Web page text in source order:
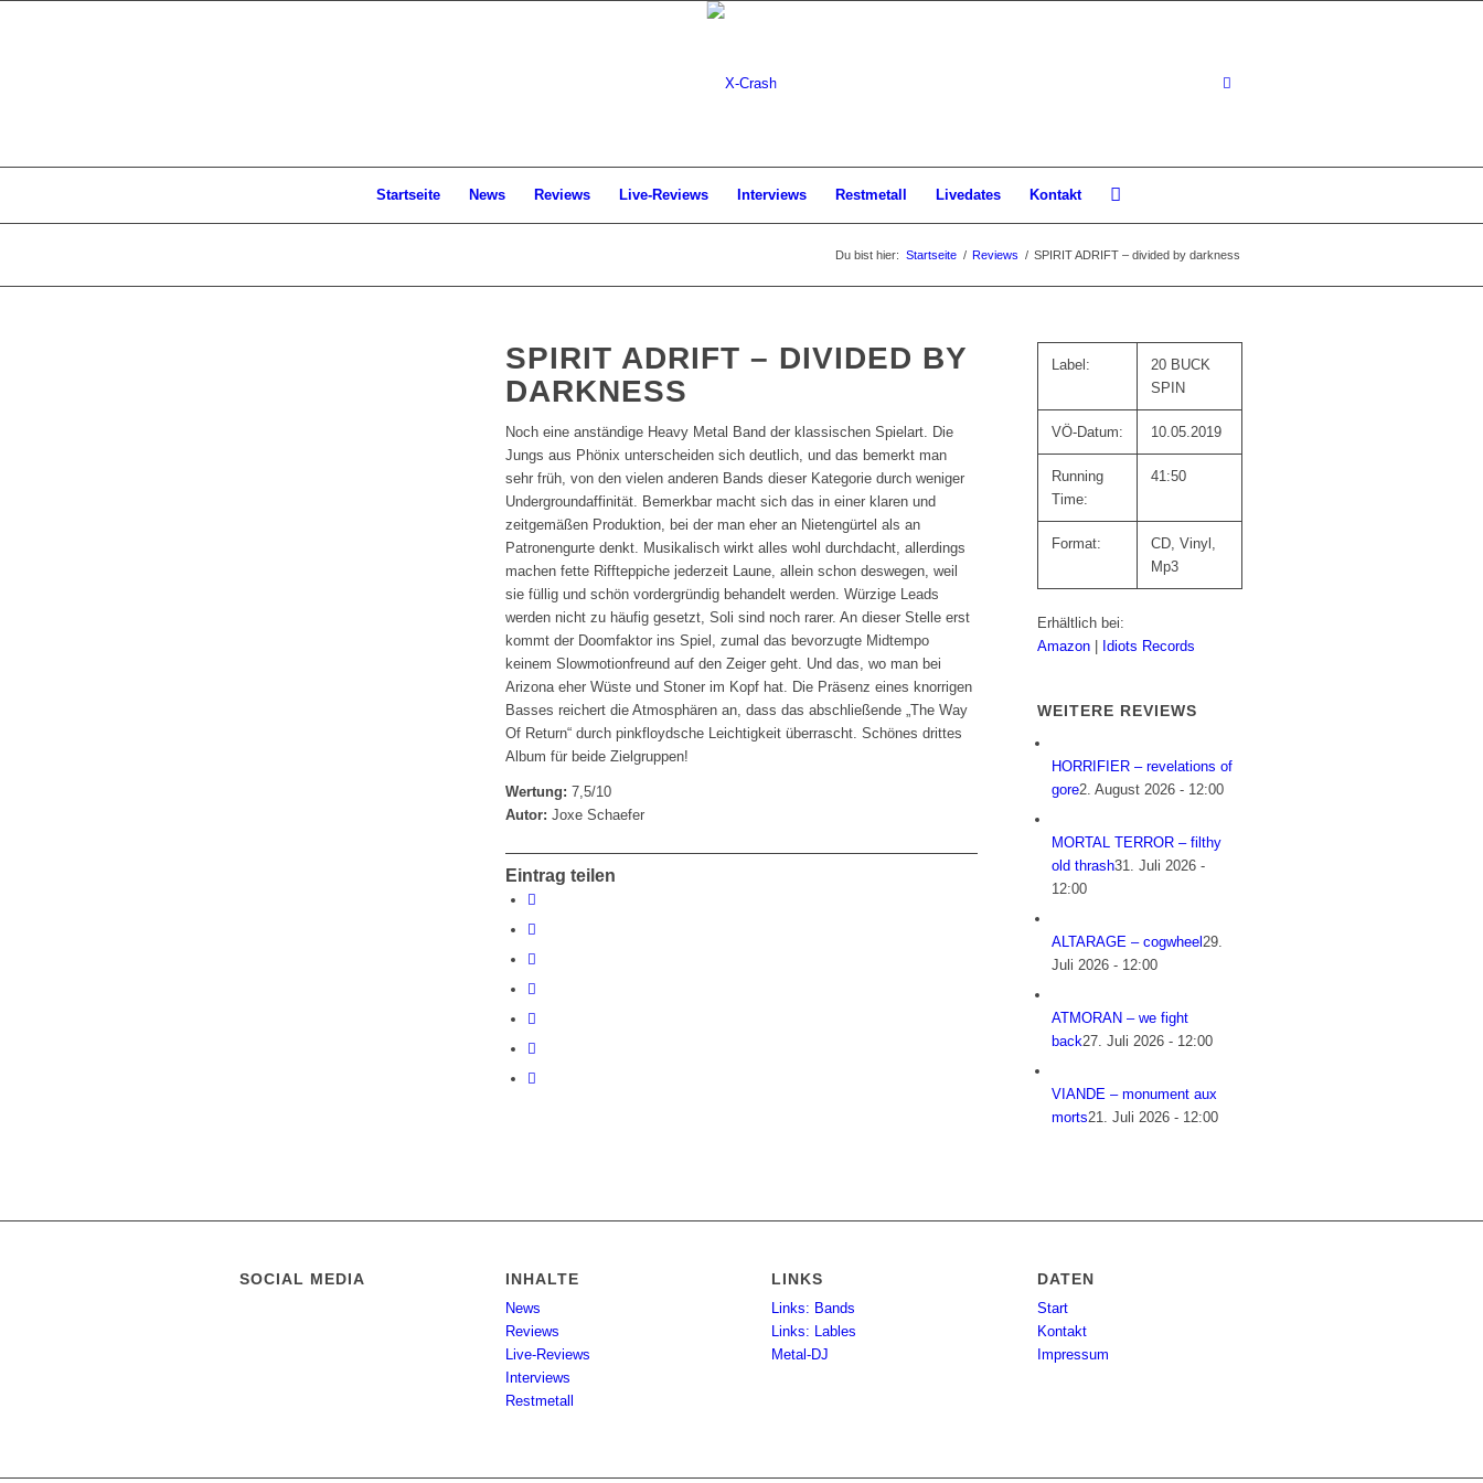
Startseite News Reviews Live-Reviews Interviews Restmetall Livedates Kontakt
Du bist hier: Startseite / Reviews / SPIRIT ADRIFT – divided by darkness
SPIRIT ADRIFT – DIVIDED BY
DARKNESS
Noch eine anständige Heavy Metal Band der klassischen Spielart. Die
Jungs aus Phönix unterscheiden sich deutlich, und das bemerkt man
sehr früh, von den vielen anderen Bands dieser Kategorie durch weniger
Undergroundaffinität. Bemerkbar macht sich das in einer klaren und
zeitgemäßen Produktion, bei der man eher an Nietengürtel als an
Patronengurte denkt. Musikalisch wirkt alles wohl durchdacht, allerdings
machen fette Riffteppiche jederzeit Laune, allein schon deswegen, weil
sie füllig und schön vordergründig behandelt werden. Würzige Leads
werden nicht zu häufig gesetzt, Soli sind noch rarer. An dieser Stelle erst
kommt der Doomfaktor ins Spiel, zumal das bevorzugte Midtempo
keinem Slowmotionfreund auf den Zeiger geht. Und das, wo man bei
Arizona eher Wüste und Stoner im Kopf hat. Die Präsenz eines knorrigen
Basses reichert die Atmosphären an, dass das abschließende „The Way
Of Return“ durch pinkfloydsche Leichtigkeit überrascht. Schönes drittes
Album für beide Zielgruppen!
Wertung: 7,5/10
Autor: Joxe Schaefer
Eintrag teilen
Label:
20 BUCK
SPIN
VÖ-Datum: 10.05.2019
Running
Time:
41:50
Format:
CD, Vinyl,
Mp3
Erhältlich bei:
Amazon
Idiots Records
WEITERE REVIEWS
HORRIFIER – revelations of
gore2. August 2026 - 12:00
MORTAL TERROR – filthy
old thrash31. Juli 2026 -
12:00
ALTARAGE – cogwheel29.
Juli 2026 - 12:00
ATMORAN – we fight
back27. Juli 2026 - 12:00
VIANDE – monument aux
morts21. Juli 2026 - 12:00
SOCIAL MEDIA INHALTE
News
Reviews
Live-Reviews
Interviews
Restmetall
LINKS
Links: Bands
Links: Lables
Metal-DJ
DATEN
Start
Kontakt
Impressum